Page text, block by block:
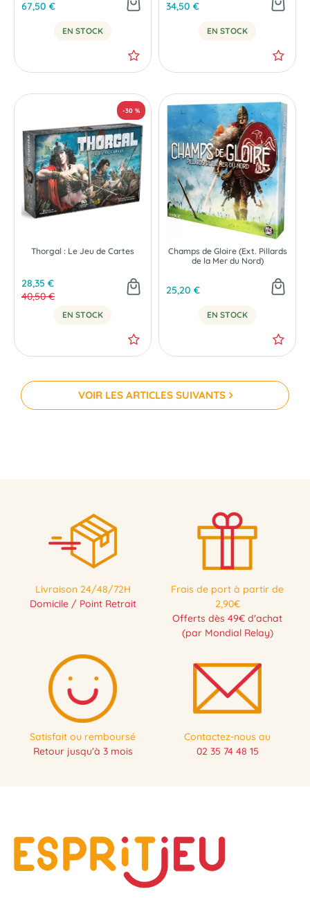
67,50 €
EN STOCK
34,50 €
EN STOCK
Thorgal : Le Jeu de Cartes
28,35 €
40,50 €
EN STOCK
Champs de Gloire (Ext. Pillards
de la Mer du Nord)
25,20 €
EN STOCK
VOIR LES ARTICLES SUIVANTS
Livraison 24/48/72H
Domicile / Point Retrait
Frais de port à partir de
2,90€
Offerts dès 49€ d'achat
(par Mondial Relay)
Satisfait ou remboursé
Retour jusqu'à 3 mois
Contactez-nous au
02 35 74 48 15